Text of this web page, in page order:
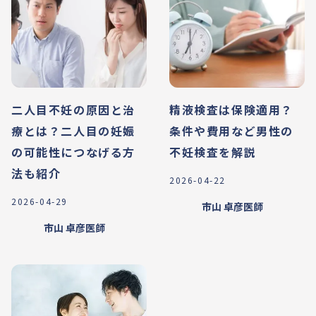
二人目不妊の原因と治
療とは？二人目の妊娠
の可能性につなげる方
法も紹介
2026-04-29
市山 卓彦医師
精液検査は保険適用？
条件や費用など男性の
不妊検査を解説
2026-04-22
市山 卓彦医師